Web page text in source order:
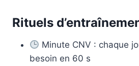
Rituels
Minute CNV : chaque
besoin en 60 s